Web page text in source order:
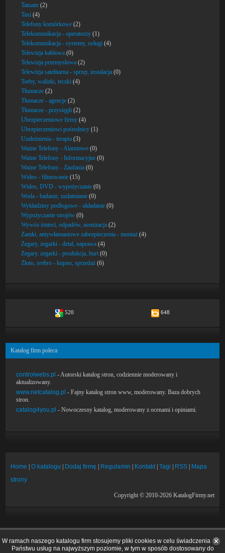
Tatuaże (2)
Taxi (4)
Telefony komórkowe (2)
Telekomunikacja - operatorzy (1)
Telekomunikacja - systemy, usługi (4)
Telewizja kablowa (0)
Telewizja przemysłowa (2)
Telewizja satelitarna - sprzęt, instalacja (0)
Torby, walizki, teczki (4)
Tłumacze (2)
Tłumacze - agencje (2)
Tłumacze - przysięgli (2)
Ubezpieczeniowe firmy (4)
Ubezpieczeniowi pośrednicy (1)
Uzależnienia - terapia (3)
Ważne Telefony - Alarmowe (0)
Ważne Telefony - Informacyjne (0)
Ważne Telefony - Zaufania (0)
Wideo - filmowanie (15)
Wideo, DVD - wypożyczanie (0)
Woda - badanie, uzdatnianie (0)
Wykładziny podłogowe - układanie (0)
Wypożyczanie strojów (0)
Wywóz śmieci, odpadów, asenizacja (2)
Zamki, antywłamaniowe zabezpieczenia - montaż (4)
Zegary, zegarki - detal, naprawa (4)
Zegary, zegarki - produkcja, hurt (0)
Złoto, srebro - kupno, sprzedaż (6)
520 648
Katalog firm poleca
controlwebs.pl - Autorski katalog stron, codziennie moderowany i
aktualizowany.
www.netcatalog.pl - Fajny katalog stron www, moderowany. Baza dobrych
stron.
catalog4you.pl - Nowoczesny katalog, moderowany z ocenami i opiniami.
Home |O katalogu Dodaj firmę Regulamin Kontakt|Tagi RSS
Mapa
strony
Copyright © 2010-2026 KatalogFirmy.net
W ramach naszego katalogu firm stosujemy pliki cookies w celu świadczenia
Państwu usług na najwyższym poziomie, w tym w sposób dostosowany do